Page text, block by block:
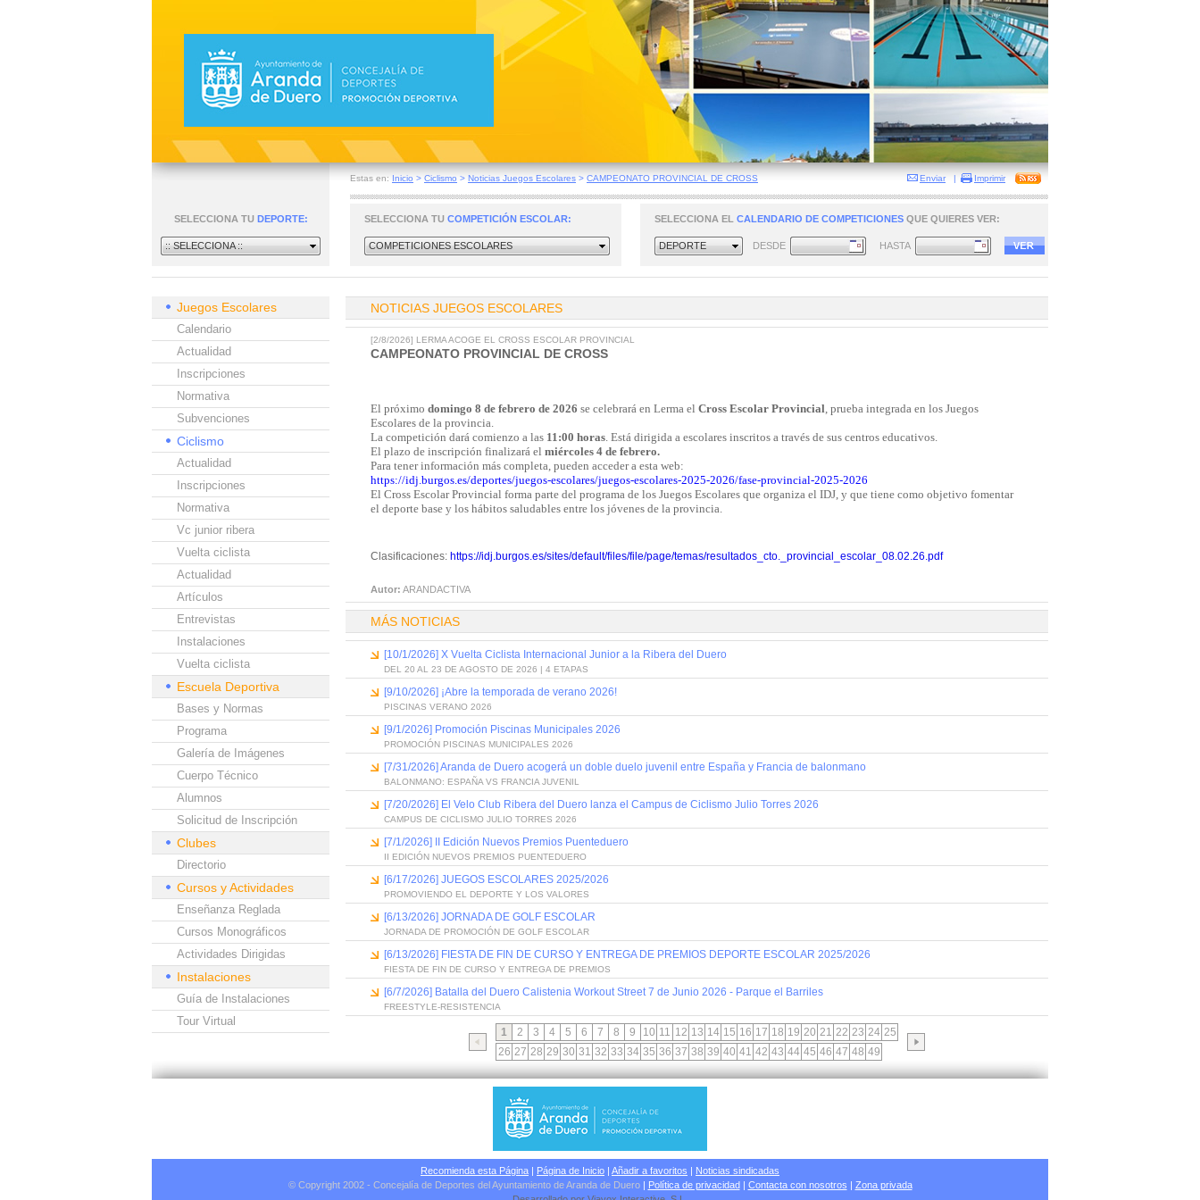
Estas en: Inicio > Ciclismo > Noticias Juegos Escolares > CAMPEONATO PROVINCIAL DE CROSS Enviar | Imprimir
SELECCIONA TU DEPORTE:
:: SELECCIONA ::
SELECCIONA TU COMPETICIÓN ESCOLAR:
COMPETICIONES ESCOLARES
SELECCIONA EL CALENDARIO DE COMPETICIONES QUE QUIERES VER:
DEPORTE DESDE HASTA
Juegos Escolares
Calendario
Actualidad
Inscripciones
Normativa
Subvenciones
Ciclismo
Actualidad
Inscripciones
Normativa
Vc junior ribera
Vuelta ciclista
Actualidad
Artículos
Entrevistas
Instalaciones
Vuelta ciclista
Escuela Deportiva
Bases y Normas
Programa
Galería de Imágenes
Cuerpo Técnico
Alumnos
Solicitud de Inscripción
Clubes
Directorio
Cursos y Actividades
Enseñanza Reglada
Cursos Monográficos
Actividades Dirigidas
Instalaciones
Guía de Instalaciones
Tour Virtual
NOTICIAS JUEGOS ESCOLARES
[2/8/2026] LERMA ACOGE EL CROSS ESCOLAR PROVINCIAL
CAMPEONATO PROVINCIAL DE CROSS
El próximo domingo 8 de febrero de 2026 se celebrará en Lerma el Cross Escolar Provincial, prueba integrada en los Juegos
Escolares de la provincia.
La competición dará comienzo a las 11:00 horas. Está dirigida a escolares inscritos a través de sus centros educativos.
El plazo de inscripción finalizará el miércoles 4 de febrero.
Para tener información más completa, pueden acceder a esta web:
https://idj.burgos.es/deportes/juegos-escolares/juegos-escolares-2025-2026/fase-provincial-2025-2026
El Cross Escolar Provincial forma parte del programa de los Juegos Escolares que organiza el IDJ, y que tiene como objetivo fomentar
el deporte base y los hábitos saludables entre los jóvenes de la provincia.
Clasificaciones: https://idj.burgos.es/sites/default/files/file/page/temas/resultados_cto._provincial_escolar_08.02.26.pdf
Autor: ARANDACTIVA
MÁS NOTICIAS
[10/1/2026] X Vuelta Ciclista Internacional Junior a la Ribera del Duero
DEL 20 AL 23 DE AGOSTO DE 2026 | 4 ETAPAS
[9/10/2026] ¡Abre la temporada de verano 2026!
PISCINAS VERANO 2026
[9/1/2026] Promoción Piscinas Municipales 2026
PROMOCIÓN PISCINAS MUNICIPALES 2026
[7/31/2026] Aranda de Duero acogerá un doble duelo juvenil entre España y Francia de balonmano
BALONMANO: ESPAÑA VS FRANCIA JUVENIL
[7/20/2026] El Velo Club Ribera del Duero lanza el Campus de Ciclismo Julio Torres 2026
CAMPUS DE CICLISMO JULIO TORRES 2026
[7/1/2026] II Edición Nuevos Premios Puenteduero
II EDICIÓN NUEVOS PREMIOS PUENTEDUERO
[6/17/2026] JUEGOS ESCOLARES 2025/2026
PROMOVIENDO EL DEPORTE Y LOS VALORES
[6/13/2026] JORNADA DE GOLF ESCOLAR
JORNADA DE PROMOCIÓN DE GOLF ESCOLAR
[6/13/2026] FIESTA DE FIN DE CURSO Y ENTREGA DE PREMIOS DEPORTE ESCOLAR 2025/2026
FIESTA DE FIN DE CURSO Y ENTREGA DE PREMIOS
[6/7/2026] Batalla del Duero Calistenia Workout Street 7 de Junio 2026 - Parque el Barriles
FREESTYLE-RESISTENCIA
1 2 3 4 5 6 7 8 9 10 11 12 13 14 15 16 17 18 19 20 21 22 23 24 25
26 27 28 29 30 31 32 33 34 35 36 37 38 39 40 41 42 43 44 45 46 47 48 49
Recomienda esta Página | Página de Inicio | Añadir a favoritos | Noticias sindicadas
© Copyright 2002 - Concejalía de Deportes del Ayuntamiento de Aranda de Duero| Política de privacidad| Contacta con nosotros | Zona privada